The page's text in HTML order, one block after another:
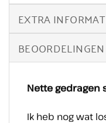
EXTRA
Nette gedragen
Ik heb nog wat